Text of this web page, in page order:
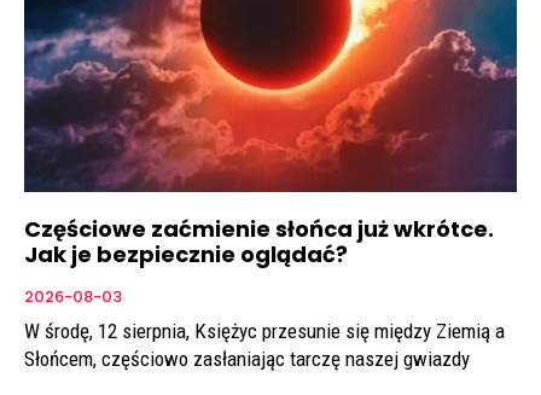
Częściowe zaćmienie słońca już wkrótce.
Jak je bezpiecznie oglądać?
2026-08-03
W środę, 12 sierpnia, Księżyc przesunie się między Ziemią a
Słońcem, częściowo zasłaniając tarczę naszej gwiazdy